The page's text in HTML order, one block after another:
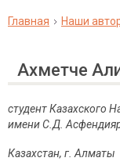
Главная Наши
Ахметче
студентКазахского
имени С.Д.
Казахстан, г. Алматы